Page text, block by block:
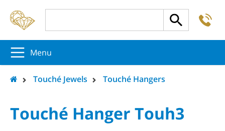
Menu
Touché Jewels Touché Hangers
Touché Hanger Touh3